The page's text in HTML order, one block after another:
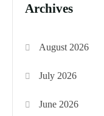
Archives
August 2026
July 2026
June 2026